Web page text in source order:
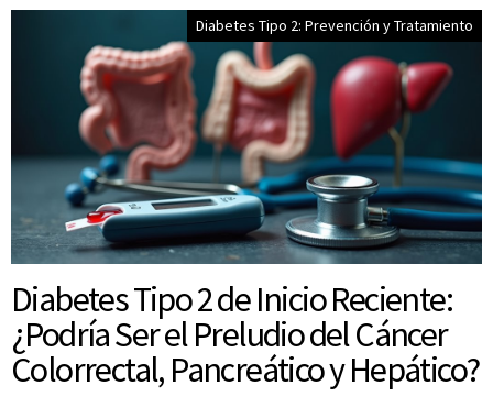
Diabetes Tipo 2: Prevención y Tratamiento
Diabetes Tipo 2 de Inicio Reciente:
¿Podría Ser el Preludio del Cáncer
Colorrectal, Pancreático y Hepático?